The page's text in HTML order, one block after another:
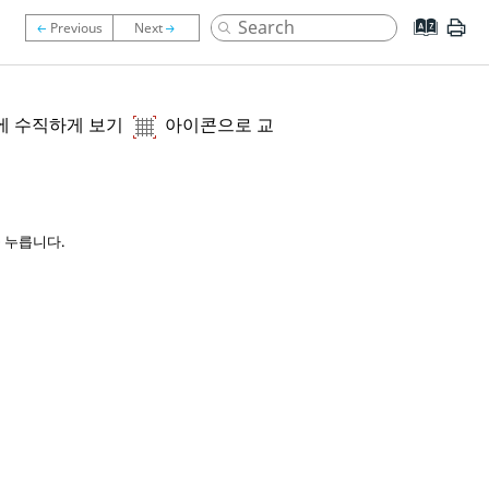
수직하게 보기
아이콘으로 교
누릅니다.